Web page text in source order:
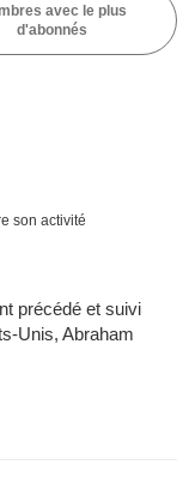
avec le plus
d'abonnés
son activité
précédé et suivi
Unis, Abraham